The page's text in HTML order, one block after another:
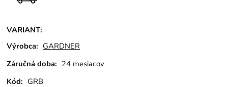
VARIANT:
Výrobca: GARDNER
Záručná doba: 24 mesiacov
Kód: GRB